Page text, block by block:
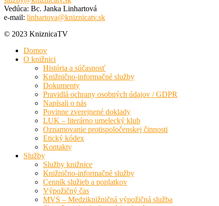
Vedúca: Bc. Janka Linhartová
e-mail: linhartova@kniznicatv.sk
© 2023 KniznicaTV
Domov
O knižnici
História a súčasnosť
Knižnično-informačné služby
Dokumenty
Pravidlá ochrany osobných údajov / GDPR
Napísali o nás
Povinne zverejnené doklady
LUK – literárno umelecký klub
Oznamovanie protispoločenskej činnosti
Etický kódex
Kontakty
Služby
Služby knižnice
Knižnično-informačné služby
Cenník služieb a poplatkov
Výpožičný čas
MVS – Medziknižničná výpožičná služba